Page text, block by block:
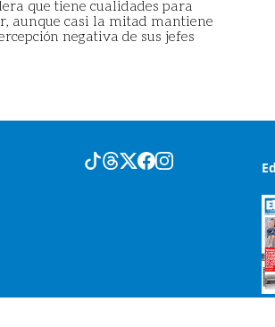
que tiene cualidades para
aunque casi la mitad mantiene
negativa de sus jefes